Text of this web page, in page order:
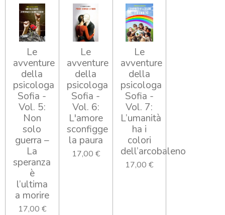
Le
avventure
della
psicologa
Sofia -
Vol. 5:
Non
solo
guerra –
La
speranza
è
l’ultima
a morire
17,00 €
Le
avventure
della
psicologa
Sofia -
Vol. 6:
L'amore
sconfigge
la paura
17,00 €
Le
avventure
della
psicologa
Sofia -
Vol. 7:
L’umanità
ha i
colori
dell’arcobaleno
17,00 €